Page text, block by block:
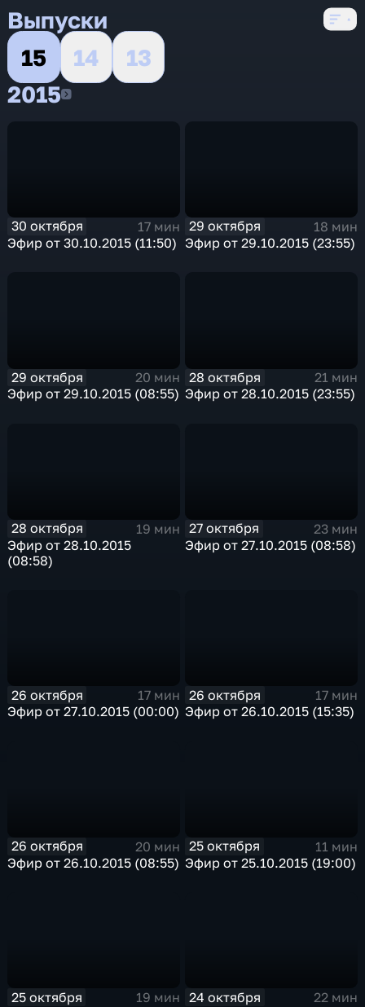
Выпуски
15
14
13
20152015
30 октября
17 мин
Эфир от 30.10.2015 (11:50)
29 октября
18 мин
Эфир от 29.10.2015 (23:55)
29 октября
20 мин
Эфир от 29.10.2015 (08:55)
28 октября
21 мин
Эфир от 28.10.2015 (23:55)
28 октября
19 мин
Эфир от 28.10.2015
(08:58)
27 октября
23 мин
Эфир от 27.10.2015 (08:58)
26 октября
17 мин
Эфир от 27.10.2015 (00:00)
26 октября
17 мин
Эфир от 26.10.2015 (15:35)
26 октября
20 мин
Эфир от 26.10.2015 (08:55)
25 октября
11 мин
Эфир от 25.10.2015 (19:00)
25 октября
19 мин
24 октября
22 мин